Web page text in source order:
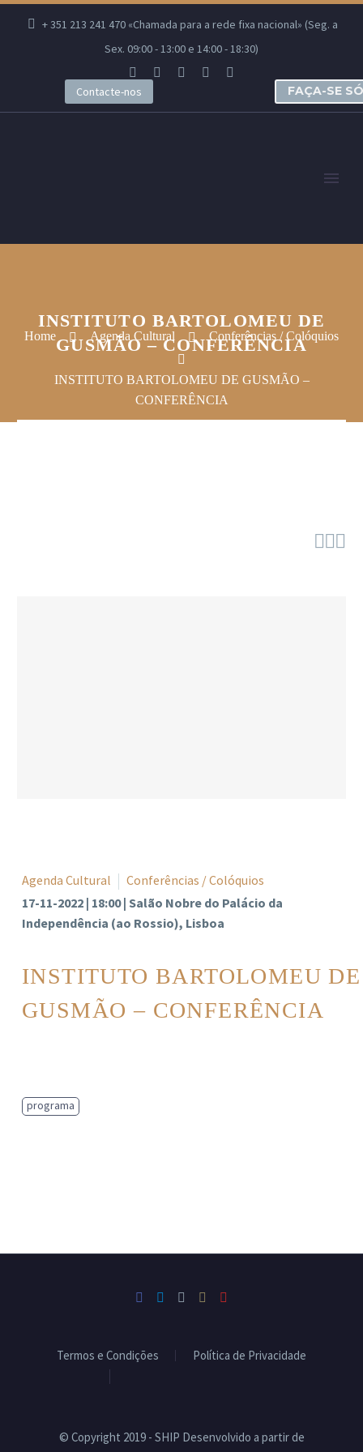
+ 351 213 241 470 «Chamada para a rede fixa nacional» (Seg. a
Sex. 09:00 - 13:00 e 14:00 - 18:30)
Contacte-nos FAÇA-SE
INSTITUTO BARTOLOMEU DE
GUSMÃO – CONFERÊNCIA
Home Agenda Cultural Conferências / Colóquios
INSTITUTO BARTOLOMEU DE GUSMÃO –
CONFERÊNCIA

Agenda Cultural
Conferências / Colóquios
17-11-2022 | 18:00 | Salão Nobre do Palácio da
Independência (ao Rossio), Lisboa
INSTITUTO BARTOLOMEU DE
GUSMÃO – CONFERÊNCIA
programa
Termos e Condições
Política de Privacidade
© Copyright 2019 - SHIP Desenvolvido a partir de